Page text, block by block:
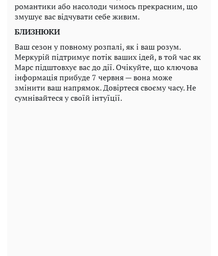
романтики або насолоди чимось прекрасним, що
змушує вас відчувати себе живим.
БЛИЗНЮКИ
Ваш сезон у повному розпалі, як і ваш розум.
Меркурій підтримує потік ваших ідей, в той час як
Марс підштовхує вас до дії. Очікуйте, що ключова
інформація прибуде 7 червня — вона може
змінити ваш напрямок. Довіртеся своєму часу. Не
сумнівайтеся у своїй інтуїції.